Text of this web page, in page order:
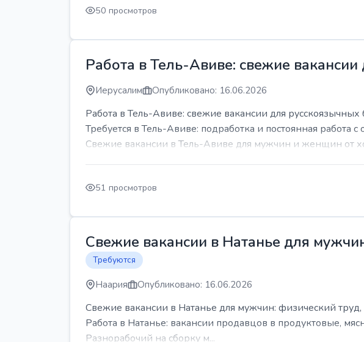
50 просмотров
Работа в Тель-Авиве: свежие
Иерусалим Опубликовано: 16.06.2026
Работа в Тель-Авиве: свежие вакансии для русскоязычных
Требуется в Тель-Авиве: подработка и постоянная работа с
Свежие вакансии в Тель-Авиве для мужчин и женщин от
51 просмотров
Свежие вакансии в Натанье для
Требуются
Наария Опубликовано: 16.06.2026
Свежие вакансии в Натанье для мужчин: физический
Работа в Натанье: вакансии продавцов в продуктовые,
Разнорабочий на сборку м...